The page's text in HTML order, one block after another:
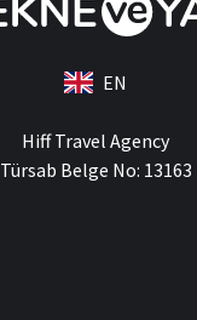
EN
Hiff Travel Agency
Türsab Belge No: 13163